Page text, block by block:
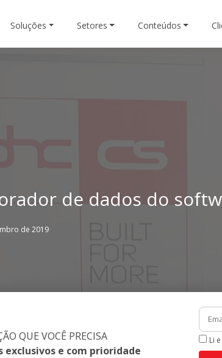
Soluções Setores Conteúdos
de dados do
de 2019
QUE VOCÊ PRECISA
exclusivos e com prioridade
Li